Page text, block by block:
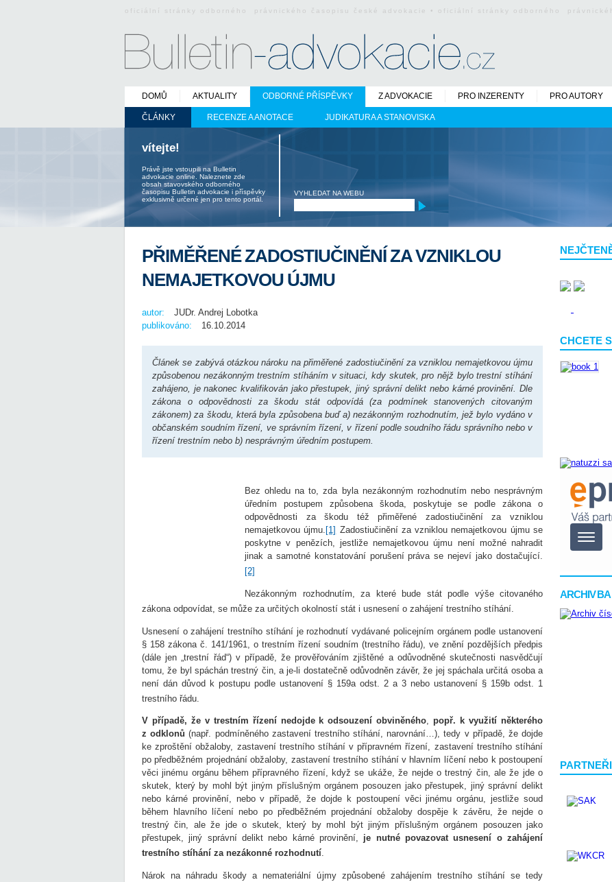
oficiální stránky odborného právnického časopisu české advokacie • oficiální stránky odborného
DOMŮ AKTUALITY ODBORNÉ PŘÍSPĚVKY
ČLÁNKY RECENZE A ANOTACE JUDIKATURA A STANOVISKA
Z ADVOKACIE PRO INZERENTY PRO AUTORY
vítejte!
Právě jste vstoupili na Bulletin
advokacie online. Naleznete zde
obsah stavovského odborného
časopisu Bulletin advokacie i příspěvky
exklusivně určené jen pro tento portál.
VYHLEDAT NA WEBU
CHCETE
ARCHIV BA
PARTNEŘI
PŘIMĚŘENÉ ZADOSTIUČINĚNÍ ZA VZNIKLOU
NEMAJETKOVOU ÚJMU
autor:
JUDr. Andrej Lobotka
publikováno:
16.10.2014
Článek se zabývá otázkou nároku na přiměřené zadostiučinění za vzniklou nemajetkovou újmu
způsobenou nezákonným trestním stíháním v situaci, kdy skutek, pro nějž bylo trestní stíhání
zahájeno, je nakonec kvalifikován jako přestupek, jiný správní delikt nebo kárné provinění. Dle
zákona o odpovědnosti za škodu stát odpovídá (za podmínek stanovených citovaným
zákonem) za škodu, která byla způsobena buď a) nezákonným rozhodnutím, jež bylo vydáno v
občanském soudním řízení, ve správním řízení, v řízení podle soudního řádu správního nebo v
řízení trestním nebo b) nesprávným úředním postupem.
Bez ohledu na to, zda byla nezákonným rozhodnutím nebo nesprávným
úředním postupem způsobena škoda, poskytuje se podle zákona o
odpovědnosti za škodu též přiměřené zadostiučinění za vzniklou
nemajetkovou újmu. [1] Zadostiučinění za vzniklou nemajetkovou újmu se
poskytne v penězích, jestliže nemajetkovou újmu není možné nahradit
jinak a samotné konstatování porušení práva se nejeví jako dostačující.
[2]
Nezákonným rozhodnutím, za které bude stát podle výše citovaného
zákona odpovídat, se může za určitých okolností stát i usnesení o zahájení trestního stíhání.
Usnesení o zahájení trestního stíhání je rozhodnutí vydávané policejním orgánem podle ustanovení
§ 158 zákona č. 141/1961, o trestním řízení soudním (trestního řádu), ve znění pozdějších předpis
(dále jen „trestní řád“) v případě, že prověřováním zjištěné a odůvodněné skutečnosti nasvědčují
tomu, že byl spáchán trestný čin, a je-li dostatečně odůvodněn závěr, že jej spáchala určitá osoba a
není dán důvod k postupu podle ustanovení § 159a odst. 2 a 3 nebo ustanovení § 159b odst. 1
trestního řádu.
V případě, že v trestním řízení nedojde k odsouzení obviněného,popř. k využití některého
z odklonů (např. podmíněného zastavení trestního stíhání, narovnání…), tedy v případě, že dojde
ke zproštění obžaloby, zastavení trestního stíhání v přípravném řízení, zastavení trestního stíhání
po předběžném projednání obžaloby, zastavení trestního stíhání v hlavním líčení nebo k postoupení
věci jinému orgánu během přípravného řízení, když se ukáže, že nejde o trestný čin, ale že jde o
skutek, který by mohl být jiným příslušným orgánem posouzen jako přestupek, jiný správní delikt
nebo kárné provinění, nebo v případě, že dojde k postoupení věci jinému orgánu, jestliže soud
během hlavního líčení nebo po předběžném projednání obžaloby dospěje k závěru, že nejde o
trestný čin, ale že jde o skutek, který by mohl být jiným příslušným orgánem posouzen jako
přestupek, jiný správní delikt nebo kárné provinění, je nutné povazovat usnesení o zahájení
trestního stíhání za nezákonné rozhodnutí.
Nárok na náhradu škody a nemateriální újmy způsobené zahájením trestního stíhání se tedy